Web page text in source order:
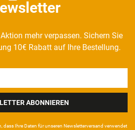
mehr verpassen. Sichern Sie
10€ Rabatt auf Ihre Bestellung.
ABONNIEREN
dass Ihre Da­ten für unseren News­letter­versand ver­wen­det